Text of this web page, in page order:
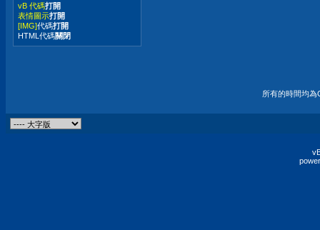
vB 代碼打開
表情圖示打開
[IMG]代碼打開
HTML代碼關閉
所有的時間均為